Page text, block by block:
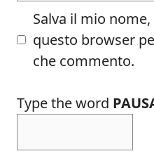
Salva il mio
questo browser
che commento.
Type the word